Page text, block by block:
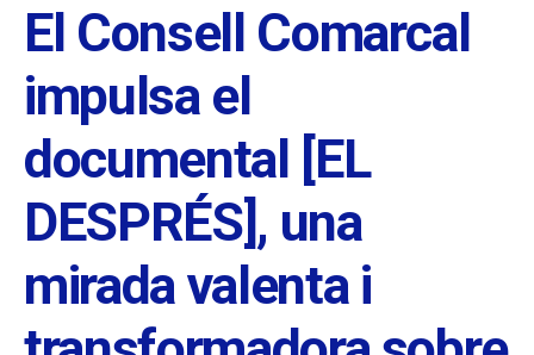
El Consell Comarcal
impulsa el
documental [EL
DESPRÉS], una
mirada valenta i